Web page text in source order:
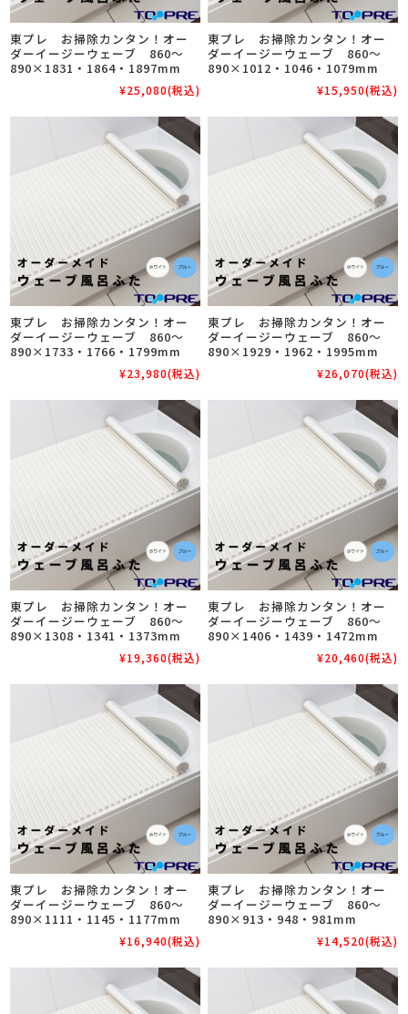
東プレ お掃除カンタン！オー
ダーイージーウェーブ 860～
890×1831・1864・1897mm
¥25,080(税込)
東プレ お掃除カンタン！オー
ダーイージーウェーブ 860～
890×1012・1046・1079mm
¥15,950(税込)
東プレ お掃除カンタン！オー
ダーイージーウェーブ 860～
890×1733・1766・1799mm
¥23,980(税込)
東プレ お掃除カンタン！オー
ダーイージーウェーブ 860～
890×1929・1962・1995mm
¥26,070(税込)
東プレ お掃除カンタン！オー
ダーイージーウェーブ 860～
890×1308・1341・1373mm
¥19,360(税込)
東プレ お掃除カンタン！オー
ダーイージーウェーブ 860～
890×1406・1439・1472mm
¥20,460(税込)
東プレ お掃除カンタン！オー
ダーイージーウェーブ 860～
890×1111・1145・1177mm
¥16,940(税込)
東プレ お掃除カンタン！オー
ダーイージーウェーブ 860～
890×913・948・981mm
¥14,520(税込)